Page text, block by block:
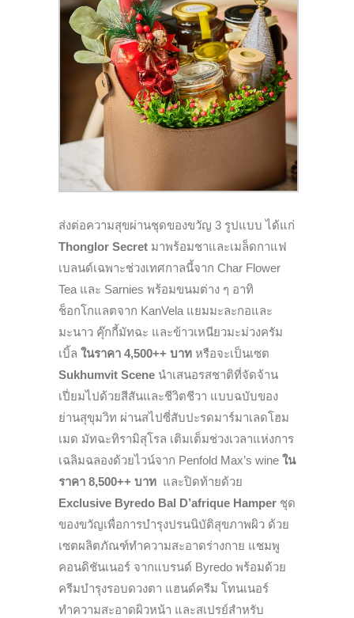
ส่งต่อความสุขผ่านชุดของขวัญ 3 รูปแบบ ได้แก่
Thonglor Secret มาพร้อมชาและเมล็ดกาแฟ
เบลนด์เฉพาะช่วงเทศกาลนี้จาก Char Flower
Tea และ Sarnies พร้อมขนมต่าง ๆ อาทิ
ช็อกโกแลตจาก KanVela แยมมะละกอและ
มะนาว คุ๊กกี้มัทฉะ และข้าวเหนียวมะม่วงครัม
เบิ้ล ในราคา 4,500++ บาท หรือจะเป็นเซต
Sukhumvit Scene นำเสนอรสชาติที่จัดจ้าน
เปี่ยมไปด้วยสีสันและชีวิตชีวา แบบฉบับของ
ย่านสุขุมวิท ผ่านสไปซี่สับปะรดมาร์มาเลดโฮม
เมด มัทฉะทิรามิสุโรล เติมเต็มช่วงเวลาแห่งการ
เฉลิมฉลองด้วยไวน์จาก Penfold Max’s wine ใน
ราคา 8,500++ บาท และปิดท้ายด้วย
Exclusive Byredo Bal D’afrique Hamper ชุด
ของขวัญเพื่อการบำรุงปรนนิบัติสุขภาพผิว ด้วย
เซตผลิตภัณฑ์ทำความสะอาดร่างกาย แชมพู
คอนดิชันเนอร์ จากแบรนด์ Byredo พร้อมด้วย
ครีมบำรุงรอบดวงตา แฮนด์ครีม โทนเนอร์
ทำความสะอาดผิวหน้า และสเปรย์สำหรับ